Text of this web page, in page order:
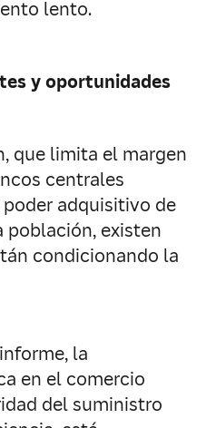
lento.
y oportunidades
que limita el margen
centrales
adquisitivo de
población, existen
condicionando la
la
en el comercio
del suministro